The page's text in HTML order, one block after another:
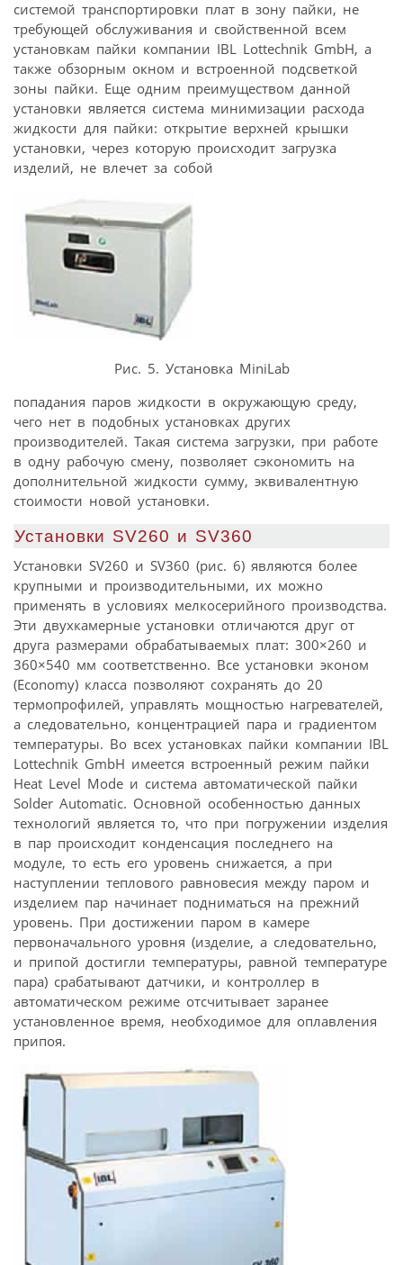
системой транспортировки плат в зону пайки, не
требующей обслуживания и свойственной всем
установкам пайки компании IBL Lottechnik GmbH, а
также обзорным окном и встроенной подсветкой
зоны пайки. Еще одним преимуществом данной
установки является система минимизации расхода
жидкости для пайки: открытие верхней крышки
установки, через которую происходит загрузка
изделий, не влечет за собой
Рис. 5. Установка MiniLab
попадания паров жидкости в окружающую среду,
чего нет в подобных установках других
производителей. Такая система загрузки, при работе
в одну рабочую смену, позволяет сэкономить на
дополнительной жидкости сумму, эквивалентную
стоимости новой установки.
Установки SV260 и SV360
Установки SV260 и SV360 (рис. 6) являются более
крупными и производительными, их можно
применять в условиях мелкосерийного производства.
Эти двухкамерные установки отличаются друг от
друга размерами обрабатываемых плат: 300×260 и
360×540 мм соответственно. Все установки эконом
(Economy) класса позволяют сохранять до 20
термопрофилей, управлять мощностью нагревателей,
а следовательно, концентрацией пара и градиентом
температуры. Во всех установках пайки компании IBL
Lottechnik GmbH имеется встроенный режим пайки
Heat Level Mode и система автоматической пайки
Solder Automatic. Основной особенностью данных
технологий является то, что при погружении изделия
в пар происходит конденсация последнего на
модуле, то есть его уровень снижается, а при
наступлении теплового равновесия между паром и
изделием пар начинает подниматься на прежний
уровень. При достижении паром в камере
первоначального уровня (изделие, а следовательно,
и припой достигли температуры, равной температуре
пара) срабатывают датчики, и контроллер в
автоматическом режиме отсчитывает заранее
установленное время, необходимое для оплавления
припоя.